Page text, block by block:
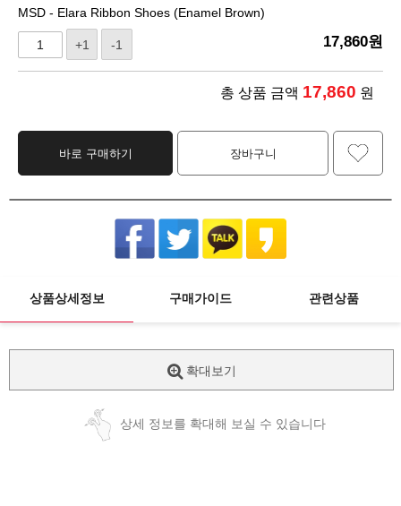
MSD - Elara Ribbon Shoes (Enamel Brown)
+1 -1 17,860원
총 상품 금액 17,860 원
바로 구매하기 장바구니
상품상세정보 구매가이드 관련상품
확대보기
상세 정보를 확대해 보실 수 있습니다